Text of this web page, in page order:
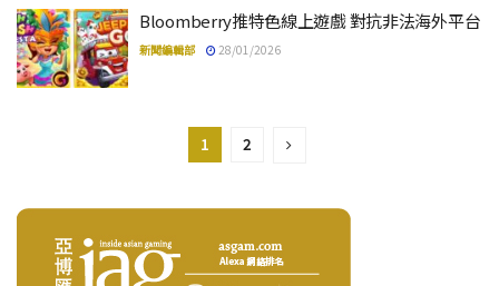
Bloomberry推特色線上遊戲 對抗非法海外平台
新聞編輯部 28/01/2026
1 2